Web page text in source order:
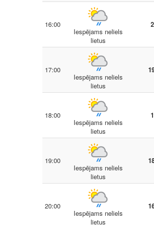
16:00
Iespējams neliels
lietus
17:00
Iespējams neliels
lietus
18:00
Iespējams neliels
lietus
19:00
Iespējams neliels
lietus
20:00
Iespējams neliels
lietus